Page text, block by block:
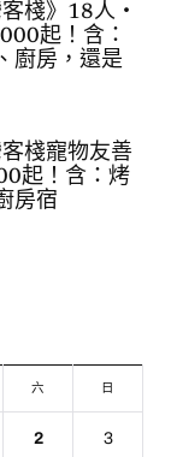
棧》18人‧
起！含：
廚房，還是
棧寵物友善
起！含：烤
房宿
六 日
2 3